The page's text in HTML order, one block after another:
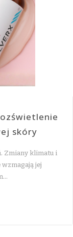
skóry
Zmiany klimatu i
jej